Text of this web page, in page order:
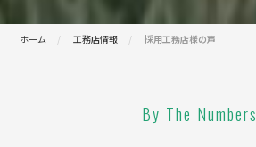
ホーム 工務店情報 採用工務店様の声
By The Numbers